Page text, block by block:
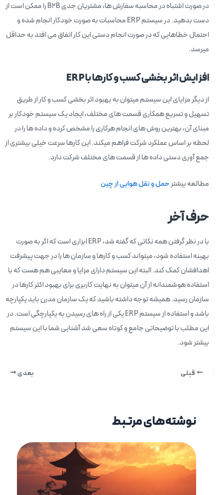
در صورت اشتباه در محاسبه سفارش ها، مشتریان جدی B2B را ممکن است از
دست بدهید. در سیستم ERP محاسبات به صورت خودکار انجام شده و
احتمال خطاهایی که در صورت انجام دستی این کار اتفاق می افتد به حداقل
میرسد.
افزایش اثر بخشی کسب و کارها با ERP
از دیگر مزایای این سیستم میتوان به بهبود اثر بخشی کسب و کار از طریق
تسهیل و تسریع همکاری قسمت های مختلف، ایجاد یک سیستم خودکار بر
مبنای آن، بهترین روش های انجام هرکاری را مشخص کرده و داده ها را در
لحظه بر اساس عملکرد شرکت فراهم میکند. این کارها سرعت خیلی بیشتری از
جمع آوری دستی داده ها از قسمت های مختلف شرکت دارد.
مطالعه بیشترحمل و نقل هوایی از چین
حرف آخر
با در نظر گرفتن همه نکاتی که گفته شد، ERP ابزاری است که اگر به صورت
بهینه استفاده شود، میتواند کسب و کارها و سازمان ها را در جهت پیشرفت
اهدافشان کمک کند. البته این سیستم دارای مزایا و معایبی هم هست که با
استفاده هوشمندانه از آن میتوان به نهایت کاربری برای بهبود اکثر کارها در
سازمان رسید. همیشه توجه داشته باشید که یک سازمان مدرن باید یکپارچه
باشد و استفاده از سیستم ERP یکی از راه های رسیدن به یکپارچگی است. در
این مطلب با توضیحاتی جامع و کوتاه سعی شد آشنایی شما با این سیستم
بیشتر شود.
قبلی بعدی
نوشته‌های مرتبط